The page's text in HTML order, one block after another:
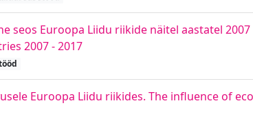
seos Euroopa Liidu riikide näitel aastatel
2007 - 2017
Euroopa Liidu riikides. The influence of